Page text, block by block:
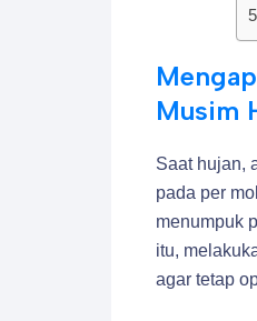
Musim
Saat hujan,
pada per
menumpuk
itu,
agar tetap